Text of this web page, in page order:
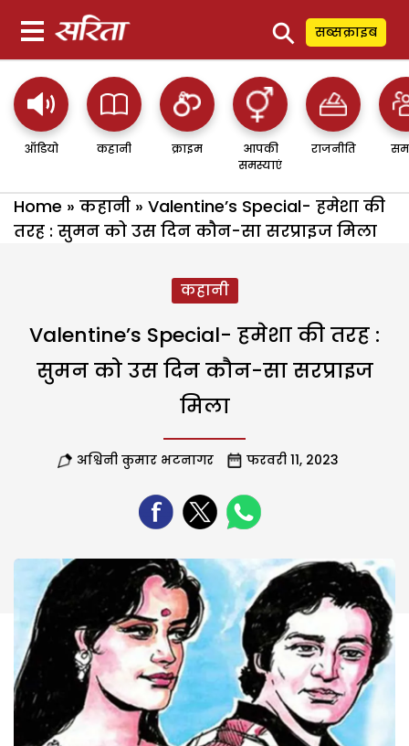
⚲ सब्सक्राइब
ऑडियो कहानी क्राइम
आपकी
समस्याएं
राजनीति
Home » कहानी » Valentine’s Special- हमेशा की
तरह : सुमन को उस दिन कौन-सा सरप्राइज मिला
कहानी
Valentine’s Special- हमेशा की तरह :
सुमन को उस दिन कौन-सा सरप्राइज
मिला
अश्विनी कुमार भटनागर फरवरी 11, 2023